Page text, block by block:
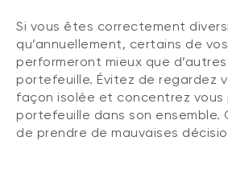
Si vous êtes correctement
qu’annuellement, certains de
performeront mieux que
portefeuille. Évitez de regardez
façon isolée et concentrez vous
portefeuille dans son ensemble.
de prendre de mauvaises